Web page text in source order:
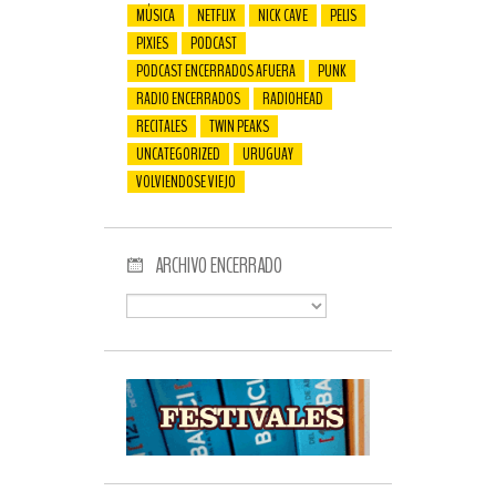
MÚSICA
NETFLIX NICK CAVE
PELIS
PIXIES
PODCAST
PODCAST ENCERRADOS AFUERA
PUNK
RADIO ENCERRADOS
RADIOHEAD
RECITALES
TWIN PEAKS
UNCATEGORIZED
URUGUAY
VOLVIENDOSE VIEJO
ARCHIVO ENCERRADO